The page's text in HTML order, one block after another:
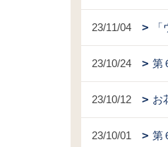
23/11/04
23/10/24 第
23/10/12 お
23/10/01 第